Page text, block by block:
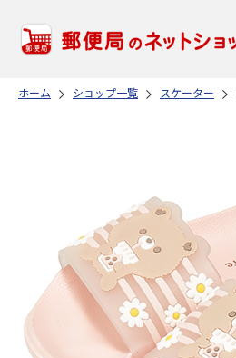
ホーム ショップ一覧 スケーター